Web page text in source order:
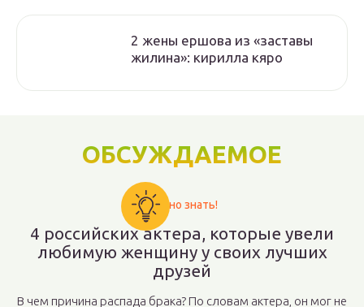
2 жены ершова из «заставы
жилина»: кирилла кяро
ОБСУЖДАЕМОЕ
Важно знать!
4 российских актера, которые увели
любимую женщину у своих лучших
друзей
В чем причина распада брака? По словам актера, он мог не